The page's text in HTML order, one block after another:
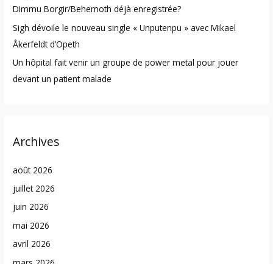
Dimmu Borgir/Behemoth déjà enregistrée?
Sigh dévoile le nouveau single « Unputenpu » avec Mikael
Åkerfeldt d’Opeth
Un hôpital fait venir un groupe de power metal pour jouer
devant un patient malade
Archives
août 2026
juillet 2026
juin 2026
mai 2026
avril 2026